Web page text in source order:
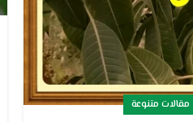
مقالات متنوعة